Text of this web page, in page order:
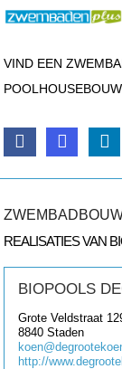
VIND EEN
REALISATIES VAN
BIOPOOLS
Grote Veldstraat
8840Staden
http://